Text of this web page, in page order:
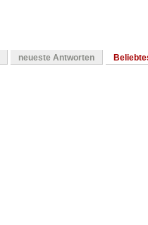
neueste Antworten